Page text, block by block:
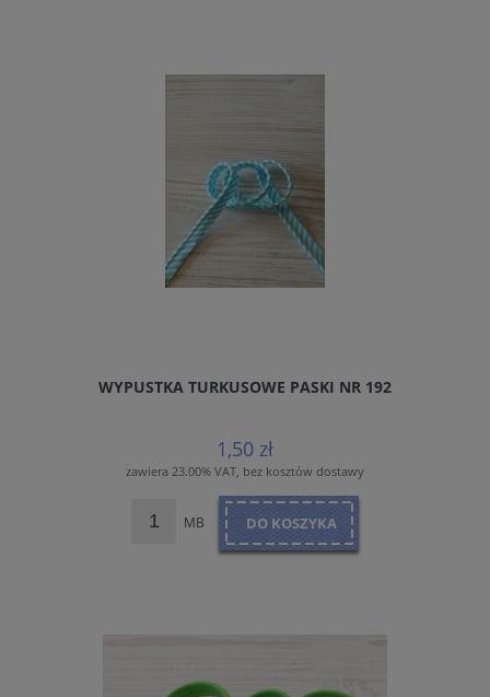
WYPUSTKA TURKUSOWE PASKI NR 192
1,50 zł
zawiera 23.00% VAT, bez kosztów dostawy
MB DO KOSZYKA